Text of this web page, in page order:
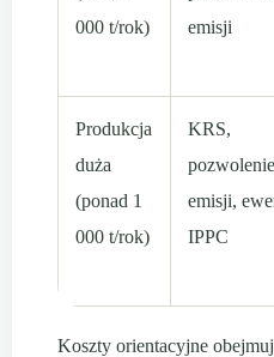
000 t/rok)
emisji
Produkcja
duża
(ponad 1
000 t/rok)
KRS,
pozwolenie
emisji,
IPPC
Koszty orientacyjne